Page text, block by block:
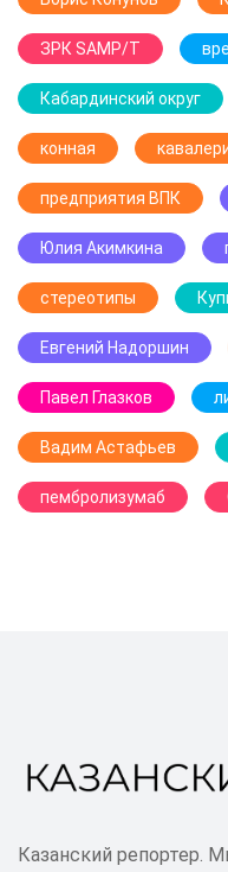
ЗРК SAMP/T
Кабардинский округ
конная
предприятия ВПК
Юлия Акимкина
стереотипы
Евгений Надоршин
Павел Глазков
Вадим Астафьев
пембролизумаб
Казанский репортер.